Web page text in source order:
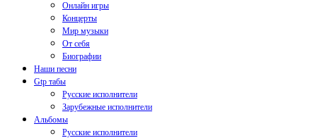
Онлайн игры
Концерты
Мир музыки
От себя
Биографии
Наши песни
Gtp табы
Русские исполнители
Зарубежные исполнители
Альбомы
Русские исполнители